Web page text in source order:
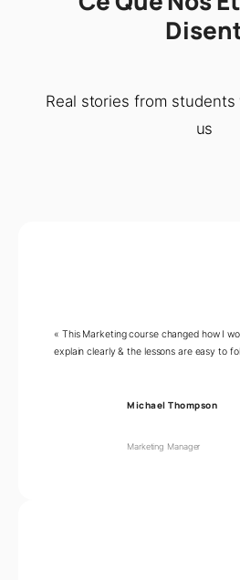
Real stories from
us
« This Marketing course changed how I
explain clearly & the lessons are easy to
Michael Thompson
Marketing Manager